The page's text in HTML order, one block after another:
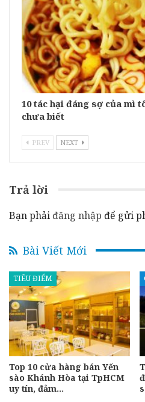
10 tác hại đáng sợ của mì
chưa biết
PREV NEXT
Trả lời
Bạn phải đăng nhập để gửi
Bài Viết Mới
TIÊU ĐIỂM
Top 10 cửa hàng bán Yến
sào Khánh Hòa tại TpHCM
uy tín, đảm…